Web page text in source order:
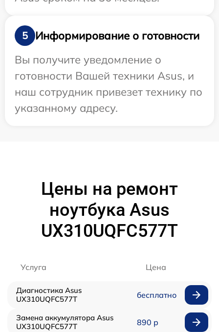
5
Информирование о готовности
Вы получите уведомление о
готовности Вашей техники Asus, и
наш сотрудник привезет технику по
указанному адресу.
Цены на ремонт
ноутбука Asus
UX310UQFC577T
Услуга Цена
Диагностика Asus
UX310UQFC577T
бесплатно
Замена аккумулятора Asus
UX310UQFC577T
890 р